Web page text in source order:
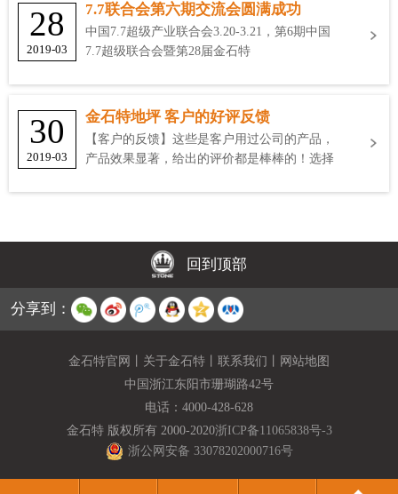
28
2019-03
7.7联合会第六期交流会圆满成功
中国7.7超级产业联合会3.20-3.21，第6期中国
7.7超级联合会暨第28届金石特
30
2019-03
金石特地坪 客户的好评反馈
【客户的反馈】这些是客户用过公司的产品，
产品效果显著，给出的评价都是棒棒的！选择
回到顶部
分享到：
金石特官网 关于金石特 联系我们
网站地图
中国浙江东阳市珊瑚路42号
电话： 4000-428-628
金石特 版权所有 2000-2020浙ICP备11065838号-3
浙公网安备 33078202000716号